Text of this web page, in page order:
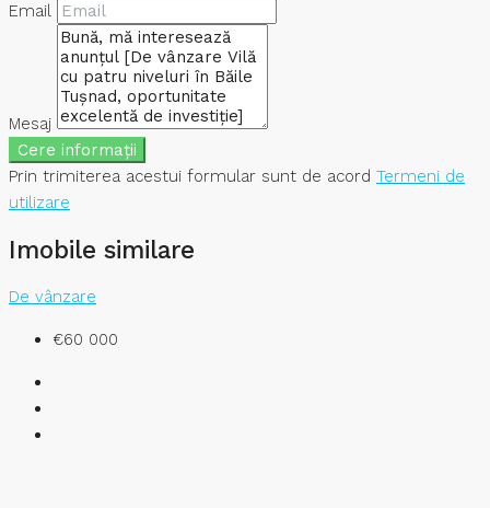
Email
Mesaj
Cere informații
Prin trimiterea acestui formular sunt de acord Termeni de
utilizare
Imobile similare
De vânzare
€60 000